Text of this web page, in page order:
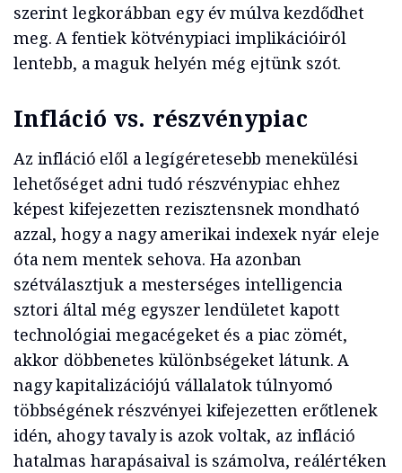
szerint legkorábban egy év múlva kezdődhet
meg. A fentiek kötvénypiaci implikációiról
lentebb, a maguk helyén még ejtünk szót.
Infláció vs. részvénypiac
Az infláció elől a legígéretesebb menekülési
lehetőséget adni tudó részvénypiac ehhez
képest kifejezetten rezisztensnek mondható
azzal, hogy a nagy amerikai indexek nyár eleje
óta nem mentek sehova. Ha azonban
szétválasztjuk a mesterséges intelligencia
sztori által még egyszer lendületet kapott
technológiai megacégeket és a piac zömét,
akkor döbbenetes különbségeket látunk. A
nagy kapitalizációjú vállalatok túlnyomó
többségének részvényei kifejezetten erőtlenek
idén, ahogy tavaly is azok voltak, az infláció
hatalmas harapásaival is számolva, reálértéken